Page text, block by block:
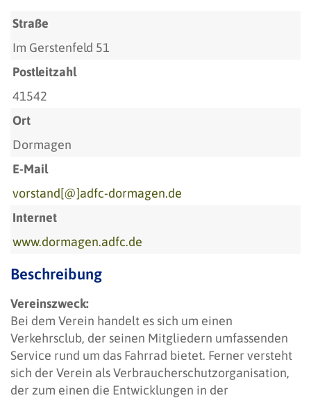
Straße
Im Gerstenfeld 51
Postleitzahl
41542
Ort
Dormagen
E-Mail
vorstand[@]adfc-dormagen.de
Internet
www.dormagen.adfc.de
Beschreibung
Vereinszweck:
Bei dem Verein handelt es sich um einen
Verkehrsclub, der seinen Mitgliedern umfassenden
Service rund um das Fahrrad bietet. Ferner versteht
sich der Verein als Verbraucherschutzorganisation,
der zum einen die Entwicklungen in der